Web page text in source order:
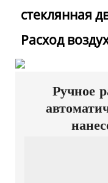
стеклянная
Расход
Ручное